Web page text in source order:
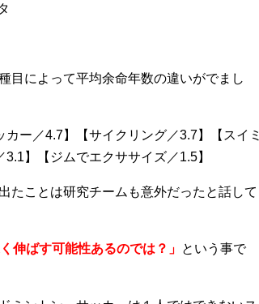
目によって平均余命年数の違いがでまし
ー／4.7】【サイクリング／3.7】【スイミ
】【ジムでエクササイズ／1.5】
たことは研究チームも意外だったと話して
伸ばす可能性あるのでは？」 という事で